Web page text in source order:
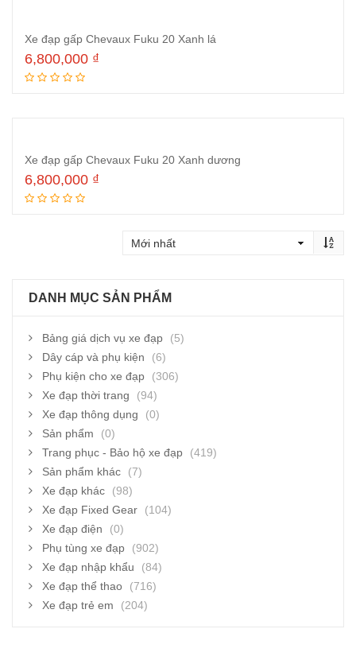
Xe đạp gấp Chevaux Fuku 20 Xanh lá
6,800,000 ₫
Xe đạp gấp Chevaux Fuku 20 Xanh dương
6,800,000 ₫
DANH MỤC SẢN PHẨM
Bảng giá dịch vụ xe đạp
(5)
Dây cáp và phụ kiện
(6)
Phụ kiện cho xe đạp
(306)
Xe đạp thời trang
(94)
Xe đạp thông dụng
(0)
Sản phẩm
(0)
Trang phục - Bảo hộ xe đạp
(419)
Sản phẩm khác
(7)
Xe đạp khác
(98)
Xe đạp Fixed Gear
(104)
Xe đạp điện
(0)
Phụ tùng xe đạp
(902)
Xe đạp nhập khẩu
(84)
Xe đạp thể thao
(716)
Xe đạp trẻ em
(204)